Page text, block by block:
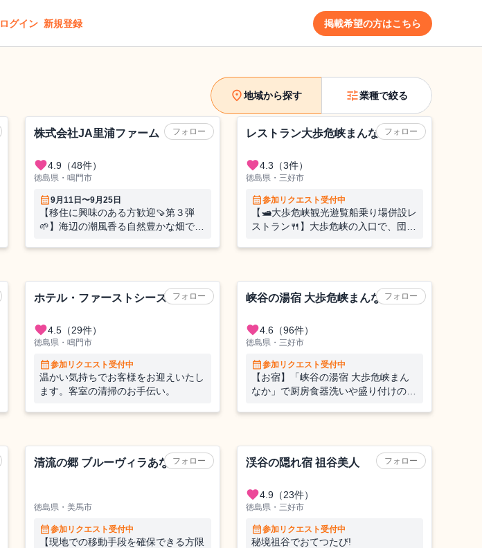
ログイン 新規登録 掲載希望の方はこちら
location_on地域から探す tune業種で絞る
フォロー
株式会社JA里浦ファーム
favorite4.9 （48件）
徳島県・鳴門市
calendar_month9月11日〜9月25日
【移住に興味のある方歓迎🍠第３弾
🌱】海辺の潮風香る自然豊かな畑で特
フォロー
レストラン大歩危峡まんなか
favorite4.3 （3件）
徳島県・三好市
calendar_month参加リクエスト受付中
【🛥大歩危峡観光遊覧船乗り場併設レ
ストラン🍴】大歩危峡の入口で、団体
フォロー
ホテル・ファーストシーズン
favorite4.5 （29件）
徳島県・鳴門市
calendar_month参加リクエスト受付中
温かい気持ちでお客様をお迎えいたし
ます。客室の清掃のお手伝い。
フォロー
峡谷の湯宿 大歩危峡まんなか
favorite4.6 （96件）
徳島県・三好市
calendar_month参加リクエスト受付中
【お宿】「峡谷の湯宿 大歩危峡まん
なか」で厨房食器洗いや盛り付けのお
フォロー
清流の郷 ブルーヴィラあなぶき
徳島県・美馬市
calendar_month参加リクエスト受付中
【現地での移動手段を確保できる方限
フォロー
渓谷の隠れ宿 祖谷美人
favorite4.9 （23件）
徳島県・三好市
calendar_month参加リクエスト受付中
秘境祖谷でおてつたび!